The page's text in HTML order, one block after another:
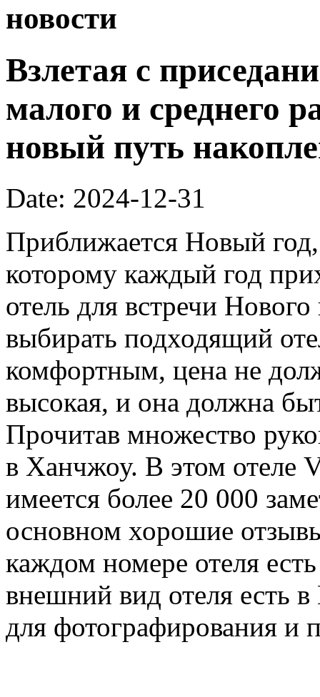
новости
Взлетая с
малого и среднего
новый путь
Date: 2024-12-31
Приближается Новый
которому каждый год
отель для встречи
выбирать подходящий
комфортным, цена не
высокая, и она должна
Прочитав множество
в Ханчжоу. В этом отеле
имеется более 20 000
основном хорошие
каждом номере отеля
внешний вид отеля есть
для фотографирования и